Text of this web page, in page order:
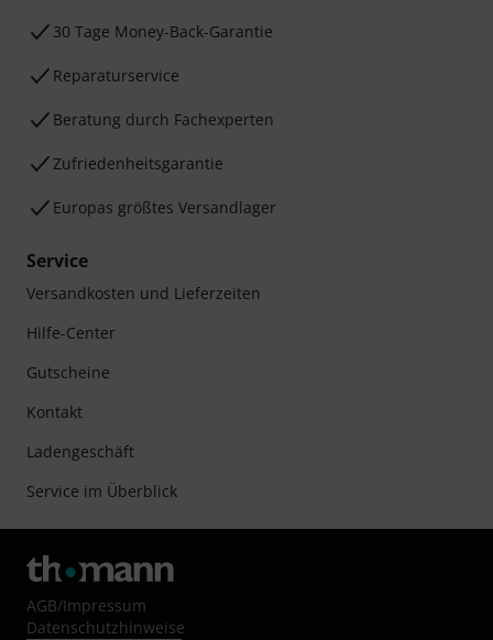
30 Tage Money-Back-Garantie
Reparaturservice
Beratung durch Fachexperten
Zufriedenheitsgarantie
Europas größtes Versandlager
Service
Versandkosten und Lieferzeiten
Hilfe-Center
Gutscheine
Kontakt
Ladengeschäft
Service im Überblick
AGB/Impressum
Datenschutzhinweise